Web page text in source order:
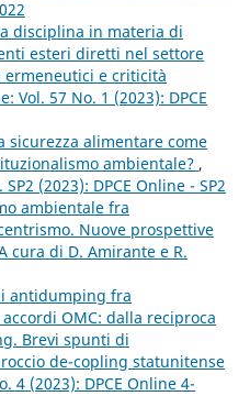
disciplina in materia di
esteri diretti nel settore
e criticità
Vol. 57 No. 1 (2023): DPCE
sicurezza alimentare come
ambientale? ,
(2023): DPCE Online - SP2
ambientale fra
Nuove prospettive
cura di D. Amirante e R.
antidumping fra
OMC: dalla reciproca
Brevi spunti di
de-copling statunitense
4 (2023): DPCE Online 4-